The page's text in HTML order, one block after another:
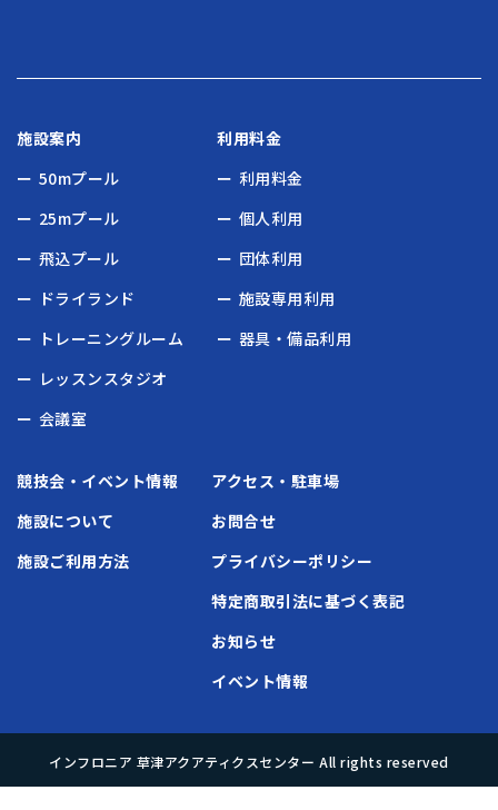
施設案内
50mプール
25mプール
飛込プール
ドライランド
トレーニングルーム
レッスンスタジオ
会議室
利用料金
利用料金
個人利用
団体利用
施設専用利用
器具・備品利用
競技会・イベント情報
施設について
施設ご利用方法
アクセス・駐車場
お問合せ
プライバシーポリシー
特定商取引法に基づく表記
お知らせ
イベント情報
インフロニア 草津アクアティクスセンター All rights reserved